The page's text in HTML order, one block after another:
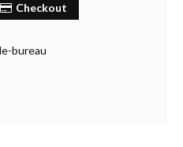
Checkout
bureau